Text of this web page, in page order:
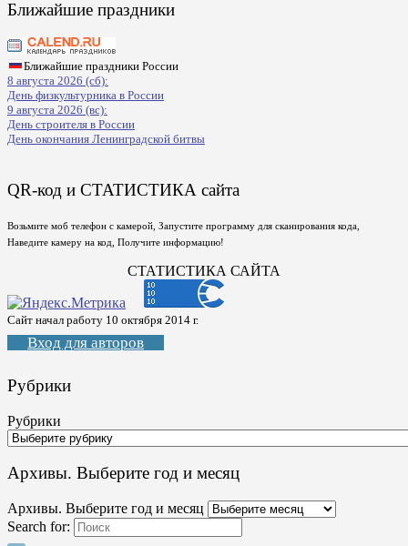
Ближайшие праздники
Ближайшие праздники России
8 августа 2026 (сб):
День физкультурника в России
9 августа 2026 (вс):
День строителя в России
День окончания Ленинградской битвы
QR-код и СТАТИСТИКА сайта
Возьмите моб телефон с камерой, Запустите программу для сканирования кода,
Наведите камеру на код, Получите информацию!
СТАТИСТИКА САЙТА
Сайт начал работу 10 октября 2014 г.
Вход для авторов
Рубрики
Рубрики
Архивы. Выберите год и месяц
Архивы. Выберите год и месяц
Search for: